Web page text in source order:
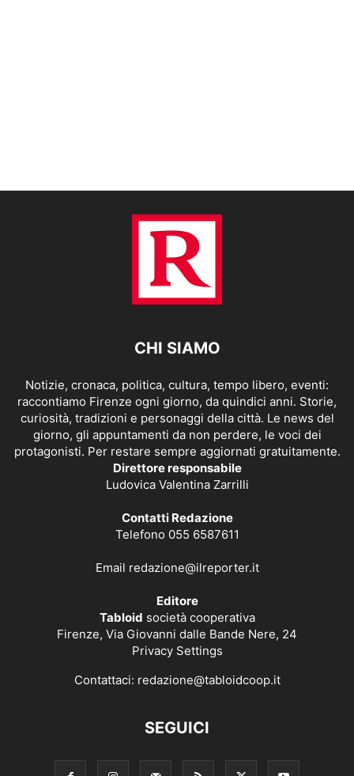
CHI SIAMO
Notizie, cronaca, politica, cultura, tempo libero, eventi:
raccontiamo Firenze ogni giorno, da quindici anni. Storie,
curiosità, tradizioni e personaggi della città. Le news del
giorno, gli appuntamenti da non perdere, le voci dei
protagonisti. Per restare sempre aggiornati gratuitamente.
Direttore responsabile
Ludovica Valentina Zarrilli
Contatti Redazione
Telefono 055 6587611
Email redazione@ilreporter.it
Editore
Tabloid società cooperativa
Firenze, Via Giovanni dalle Bande Nere, 24
Privacy Settings
Contattaci: redazione@tabloidcoop.it
SEGUICI